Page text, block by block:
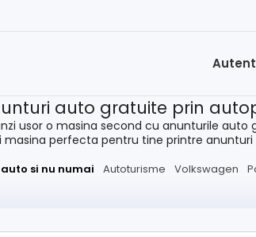
auto gratuite prin
usor o masina second cu anunturile auto
masina perfecta pentru tine printre anunturi
si nu numai Autoturisme Volkswagen